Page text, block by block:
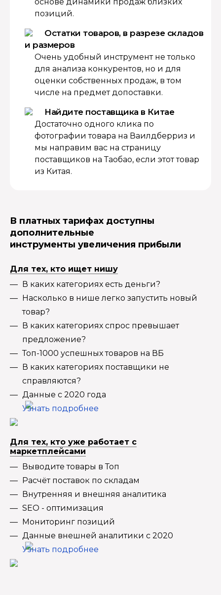
позиций.
Остатки товаров, в разрезе складов
и размеров
Очень удобный инструмент не только
для анализа конкурентов, но и для
оценки собственных продаж, в том
числе на предмет допоставки.
Найдите поставщика в Китае
Достаточно одного клика по
фотографии товара на Ваилдберриз и
мы направим вас на страницу
поставщиков на Таобао, если этот товар
из Китая.
В платных тарифах доступны
дополнительные
инструменты увеличения прибыли
Для тех, кто ищет нишу
В каких категориях есть деньги?
Насколько в нише легко запустить новый
товар?
В каких категориях спрос превышает
предложение?
Топ-1000 успешных товаров на ВБ
В каких категориях поставщики не
справляются?
Данные с 2020 года
Узнать подробнее
Для тех, кто уже работает с
маркетплейсами
Выводите товары в Топ
Расчёт поставок по складам
Внутренняя и внешняя аналитика
SEO - оптимизация
Мониторинг позиций
Данные внешней аналитики с 2020
Узнать подробнее